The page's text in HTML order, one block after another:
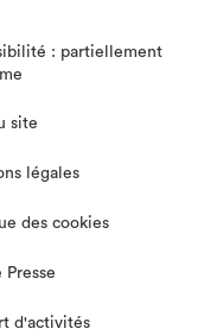
: partiellement
site
légales
des cookies
Presse
d'activités